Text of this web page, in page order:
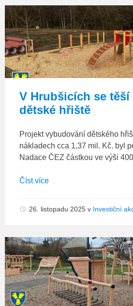
V Hrubšicích se těší
dětské hřiště
Projekt vybudování dětského
nákladech cca 1,37 mil. Kč. byl
Nadace ČEZ částkou ve výši
Číst více
26. listopadu 2025 v Investiční
Dětské
hřiště